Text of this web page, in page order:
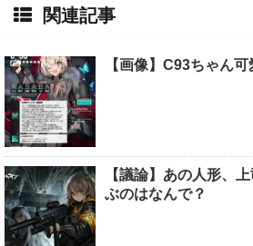
関連記事
【画像】C93ちゃん
【議論】あの人形、
ぶのはなんで？